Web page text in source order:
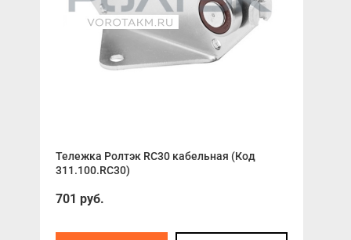
Тележка Ролтэк RC30 кабельная (Код
311.100.RC30)
701 руб.